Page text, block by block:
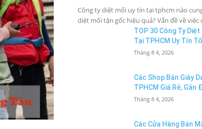
Công ty diệt mối uy tín tại tphcm nào
diệt mối tận gốc hiệu quả? Vấn đề về việc
TOP 30 Công Ty
Tại TPHCM Uy Tín
Tháng 8 4, 2026
Các Shop Bán Giày
TPHCM Giá Rẻ, Gần
Tháng 8 4, 2026
Các Cửa Hàng Bán